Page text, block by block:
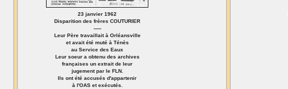
23 janvier 1962
Disparition des frères COUTURIER
-----
Leur Père travaillait à Orléansville
et avait été muté à Ténès
au Service des Eaux
Leur soeur a obtenu des archives
françaises un extrait de leur
jugement par le FLN.
Ils ont été accusés d'appartenir
à l'OAS et exécutés.